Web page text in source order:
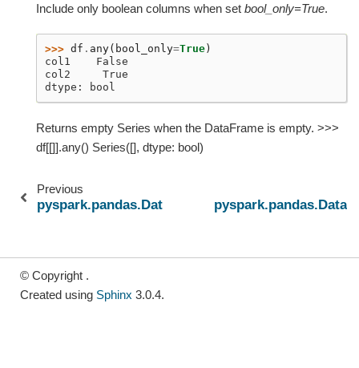
Include only boolean columns when set bool_only=True.
>>> df . any( bool_only=True )
col1    False
col2     True
dtype: bool
Returns empty Series when the DataFrame is empty. >>>
df[[]].any() Series([], dtype: bool)
Previous
pyspark.pandas.DataFrame.all
© Copyright .
Created using Sphinx 3.0.4.